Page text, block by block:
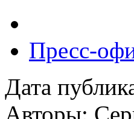
Пресс-
Дата
Авторы: